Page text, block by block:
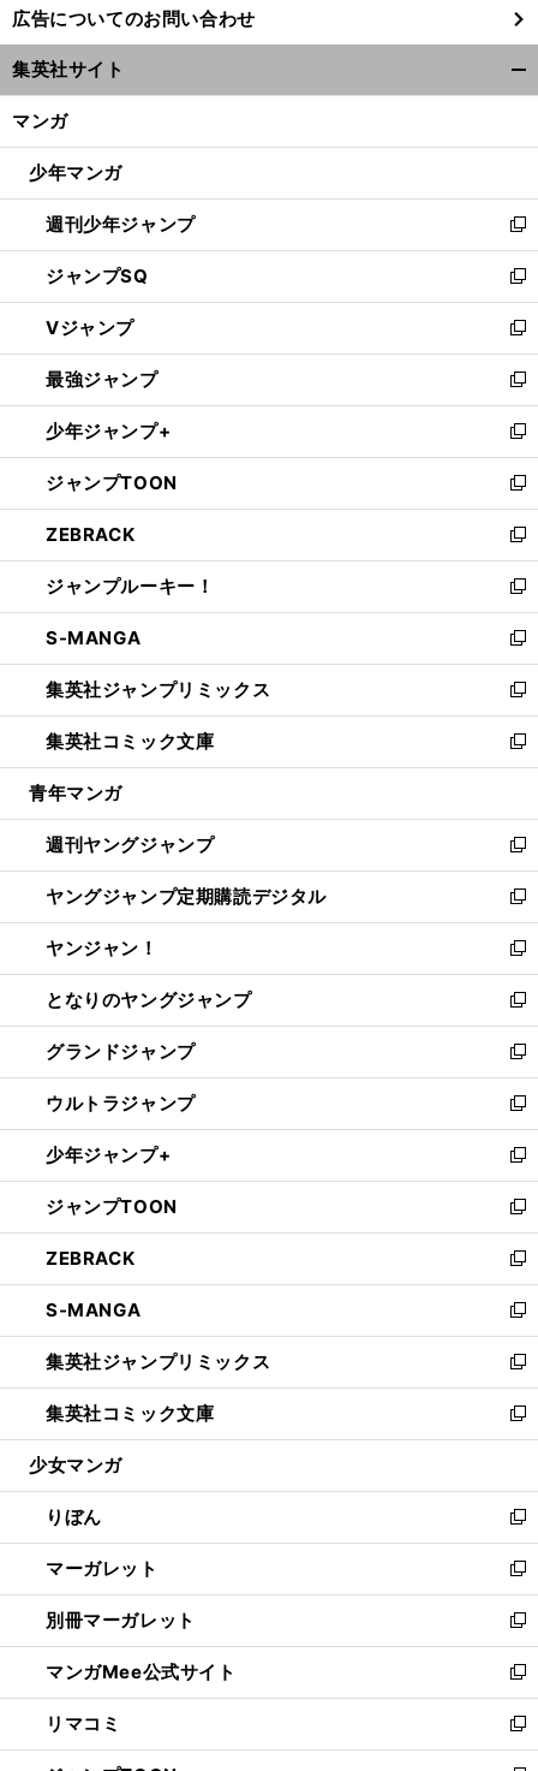
い
ウ
ィ
ン
ウ
開
く
広告についてのお問い合わせ
集英社サイト
マンガ
少年マンガ
週刊少年ジャンプ
新
し
い
ウ
ィ
ン
ド
ウ
で
開
く
ジャンプSQ
新
し
い
ウ
ィ
ン
ド
ウ
で
開
く
Vジャンプ
新
し
い
ウ
ィ
ン
ド
ウ
で
開
く
最強ジャンプ
新
し
い
ウ
ィ
ン
ド
ウ
で
開
く
少年ジャンプ+
新
し
い
ウ
ィ
ン
ド
ウ
で
開
く
ジャンプTOON
新
し
い
ウ
ィ
ン
ド
ウ
で
開
く
ZEBRACK
新
し
い
ウ
ィ
ン
ド
ウ
で
開
ジャンプルーキー！
新
し
い
ウ
ィ
ン
ド
ウ
開
く
S-MANGA
新
し
い
ウ
ィ
ン
ウ
で
開
く
集英社ジャンプリミックス
新
し
い
ウ
ン
ド
ウ
で
開
く
集英社コミック文庫
新
し
ウ
ィ
ン
ド
ウ
で
開
く
青年マンガ
週刊ヤングジャンプ
新
し
い
ウ
ィ
ン
ド
ウ
で
開
く
ヤングジャンプ定期購読デジタル
新
し
い
ウ
ィ
ン
ド
ウ
で
開
く
ヤンジャン！
新
し
い
ウ
ィ
ン
ド
ウ
で
開
く
となりのヤングジャンプ
新
し
い
ウ
ィ
ン
ド
ウ
で
開
く
グランドジャンプ
新
し
い
ウ
ィ
ン
ド
ウ
で
開
く
ウルトラジャンプ
新
し
い
ウ
ィ
ン
ド
ウ
で
開
く
少年ジャンプ+
新
し
い
ウ
ィ
ン
ド
ウ
で
開
く
ジャンプTOON
新
し
い
ウ
ィ
ン
ド
ウ
で
開
ZEBRACK
新
し
い
ウ
ィ
ン
ド
ウ
開
く
S-MANGA
新
し
い
ウ
ィ
ン
ウ
で
開
く
集英社ジャンプリミックス
新
し
い
ウ
ン
ド
ウ
で
開
く
集英社コミック文庫
新
し
ウ
ィ
ン
ド
ウ
で
開
く
少女マンガ
りぼん
新
し
い
ウ
ィ
ン
ド
ウ
で
開
マーガレット
新
し
い
ウ
ィ
ン
ド
ウ
別冊マーガレット
新
し
い
ウ
ィ
ン
マンガMee公式サイト
新
し
い
ウ
リマコミ
新
し